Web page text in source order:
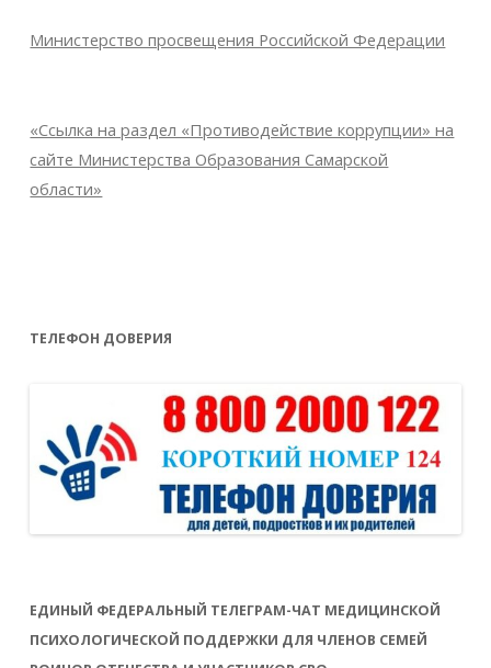
Министерство просвещения Российской Федерации
«Ссылка на раздел «Противодействие коррупции» на
сайте Министерства Образования Самарской
области»
ТЕЛЕФОН ДОВЕРИЯ
ЕДИНЫЙ ФЕДЕРАЛЬНЫЙ ТЕЛЕГРАМ-ЧАТ МЕДИЦИНСКОЙ
ПСИХОЛОГИЧЕСКОЙ ПОДДЕРЖКИ ДЛЯ ЧЛЕНОВ СЕМЕЙ